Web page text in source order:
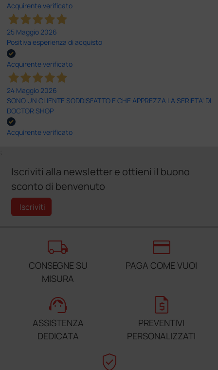
Acquirente verificato
25 Maggio 2026
Positiva esperienza di acquisto
Acquirente verificato
24 Maggio 2026
SONO UN CLIENTE SODDISFATTO E CHE APPREZZA LA SERIETA' DI
DOCTOR SHOP
Acquirente verificato
;
Iscriviti alla newsletter e ottieni il buono
sconto di benvenuto
Iscriviti
local_shipping
CONSEGNE SU
MISURA
credit_card
PAGA COME VUOI
support_agent
ASSISTENZA
DEDICATA
request_quote
PREVENTIVI
PERSONALIZZATI
verified_user